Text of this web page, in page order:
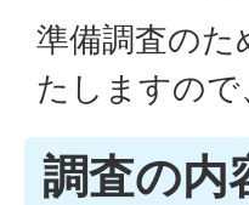
準備調査のた
たしますの
調査の内